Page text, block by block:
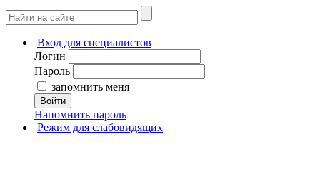
Вход для специалистов
Логин
Пароль
запомнить меня
Войти
Напомнить пароль
Режим для слабовидящих